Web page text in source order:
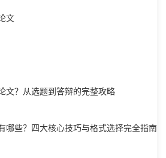
文
文？从选题到答辩的完整攻略
哪些？四大核心技巧与格式选择完全指南